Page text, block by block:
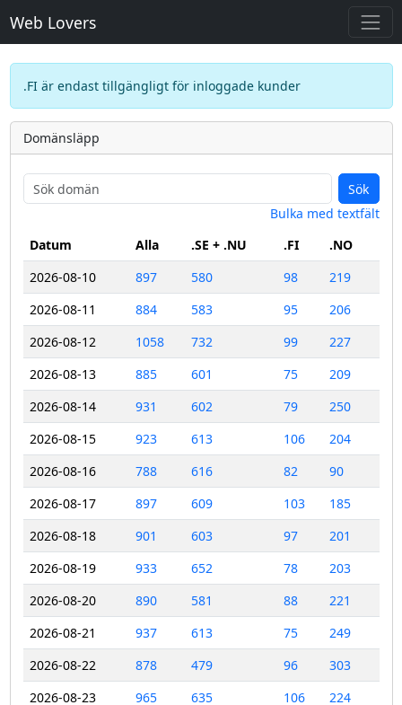
Web Lovers
.FI är endast tillgängligt för inloggade kunder
Domänsläpp
Sök
Bulka med textfält
Datum
Alla .SE + .NU .FI
.NO
2026-08-10
897 580 98
219
2026-08-11
884 583 95
206
2026-08-12
1058 732 99
227
2026-08-13
885 601 75
209
2026-08-14
931 602 79
250
2026-08-15
923 613 106
204
2026-08-16
788 616 82
90
2026-08-17
897 609 103
185
2026-08-18
901 603 97
201
2026-08-19
933 652 78
203
2026-08-20
890 581 88
221
2026-08-21
937 613 75
249
2026-08-22
878 479 96
303
2026-08-23
965 635 106
224